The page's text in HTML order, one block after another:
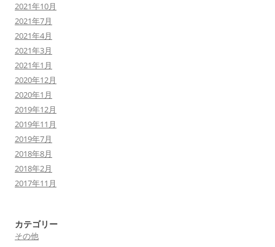
2021年10月
2021年7月
2021年4月
2021年3月
2021年1月
2020年12月
2020年1月
2019年12月
2019年11月
2019年7月
2018年8月
2018年2月
2017年11月
カテゴリー
その他